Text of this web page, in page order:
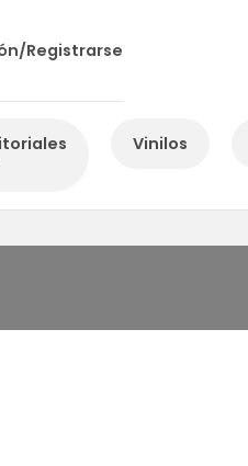
Registrarse
Vinilos